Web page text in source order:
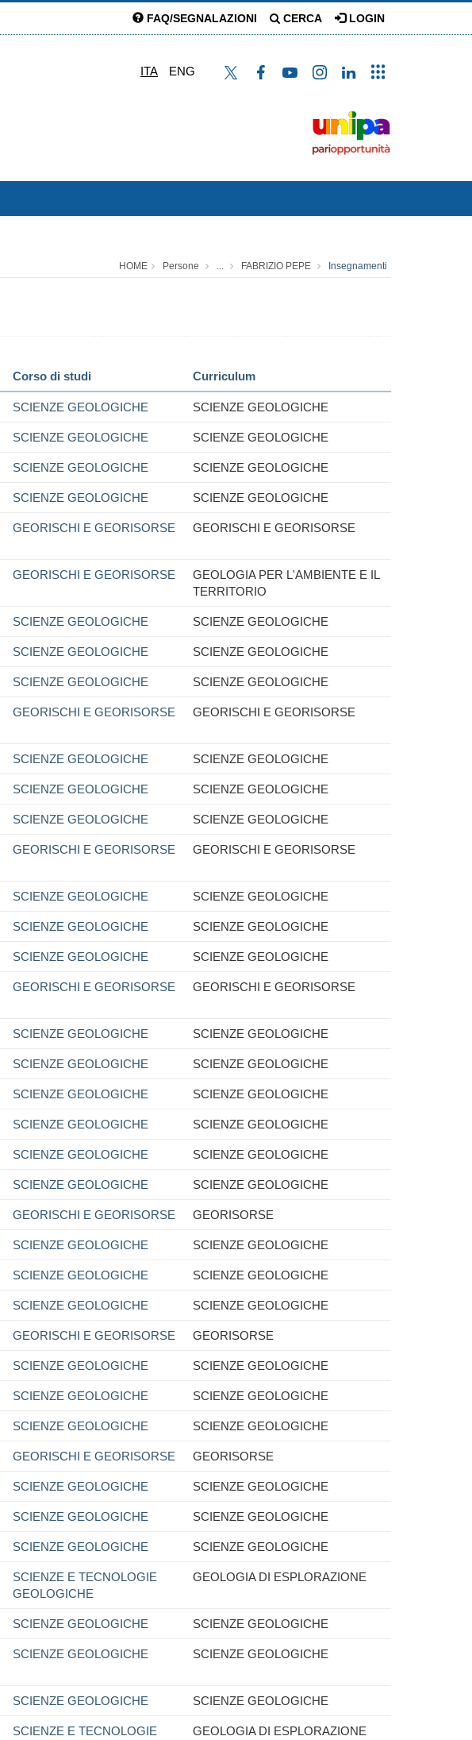
FAQ/SEGNALAZIONI CERCA LOGIN
ITA ENG
HOME Persone ... FABRIZIO PEPE Insegnamenti
Corso di studi Curriculum
SCIENZE GEOLOGICHE SCIENZE GEOLOGICHE
SCIENZE GEOLOGICHE SCIENZE GEOLOGICHE
SCIENZE GEOLOGICHE SCIENZE GEOLOGICHE
SCIENZE GEOLOGICHE SCIENZE GEOLOGICHE
GEORISCHI E GEORISORSE GEORISCHI E GEORISORSE
GEORISCHI E GEORISORSE
GEOLOGIA PER L'AMBIENTE E IL
TERRITORIO
SCIENZE GEOLOGICHE SCIENZE GEOLOGICHE
SCIENZE GEOLOGICHE SCIENZE GEOLOGICHE
SCIENZE GEOLOGICHE SCIENZE GEOLOGICHE
GEORISCHI E GEORISORSE GEORISCHI E GEORISORSE
SCIENZE GEOLOGICHE SCIENZE GEOLOGICHE
SCIENZE GEOLOGICHE SCIENZE GEOLOGICHE
SCIENZE GEOLOGICHE SCIENZE GEOLOGICHE
GEORISCHI E GEORISORSE GEORISCHI E GEORISORSE
SCIENZE GEOLOGICHE SCIENZE GEOLOGICHE
SCIENZE GEOLOGICHE SCIENZE GEOLOGICHE
SCIENZE GEOLOGICHE SCIENZE GEOLOGICHE
GEORISCHI E GEORISORSE GEORISCHI E GEORISORSE
SCIENZE GEOLOGICHE SCIENZE GEOLOGICHE
SCIENZE GEOLOGICHE SCIENZE GEOLOGICHE
SCIENZE GEOLOGICHE SCIENZE GEOLOGICHE
SCIENZE GEOLOGICHE SCIENZE GEOLOGICHE
SCIENZE GEOLOGICHE SCIENZE GEOLOGICHE
SCIENZE GEOLOGICHE SCIENZE GEOLOGICHE
GEORISCHI E GEORISORSE GEORISORSE
SCIENZE GEOLOGICHE SCIENZE GEOLOGICHE
SCIENZE GEOLOGICHE SCIENZE GEOLOGICHE
SCIENZE GEOLOGICHE SCIENZE GEOLOGICHE
GEORISCHI E GEORISORSE GEORISORSE
SCIENZE GEOLOGICHE SCIENZE GEOLOGICHE
SCIENZE GEOLOGICHE SCIENZE GEOLOGICHE
SCIENZE GEOLOGICHE SCIENZE GEOLOGICHE
GEORISCHI E GEORISORSE GEORISORSE
SCIENZE GEOLOGICHE SCIENZE GEOLOGICHE
SCIENZE GEOLOGICHE SCIENZE GEOLOGICHE
SCIENZE GEOLOGICHE SCIENZE GEOLOGICHE
SCIENZE E TECNOLOGIE
GEOLOGICHE
GEOLOGIA DI ESPLORAZIONE
SCIENZE GEOLOGICHE SCIENZE GEOLOGICHE
SCIENZE GEOLOGICHE SCIENZE GEOLOGICHE
SCIENZE GEOLOGICHE SCIENZE GEOLOGICHE
SCIENZE E TECNOLOGIE
GEOLOGIA DI ESPLORAZIONE